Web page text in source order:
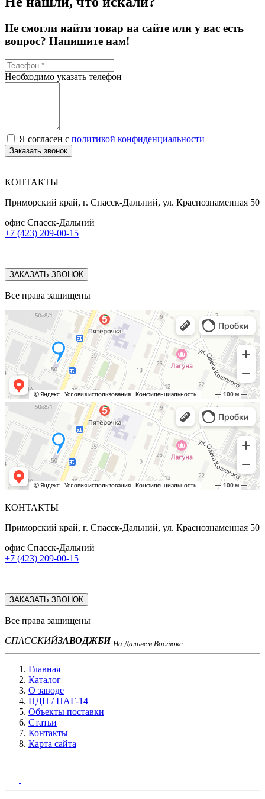
Не смогли найти товар на сайте или у вас есть
вопрос? Напишите нам!
Необходимо указать телефон
Я согласен с политикой конфиденциальности
Заказать звонок
КОНТАКТЫ
Приморский край, г. Спасск-Дальний, ул. Краснознаменная 50
офис Спасск-Дальний
+7 (423) 209-00-15
ЗАКАЗАТЬ ЗВОНОК
Все права защищены
КОНТАКТЫ
Приморский край, г. Спасск-Дальний, ул. Краснознаменная 50
офис Спасск-Дальний
+7 (423) 209-00-15
ЗАКАЗАТЬ ЗВОНОК
Все права защищены
СПАССКИЙЗАВОДЖБИ На Дальнем Востоке
Главная
Каталог
О заводе
ПДН / ПАГ-14
Объекты поставки
Статьи
Контакты
Карта сайта